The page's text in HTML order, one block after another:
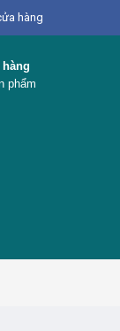
hàng
phẩm